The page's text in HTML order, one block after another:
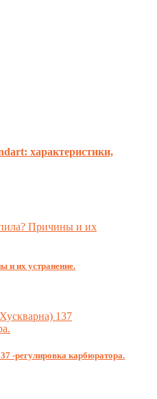
характеристики,
и их устранение.
-регулировка карбюратора.